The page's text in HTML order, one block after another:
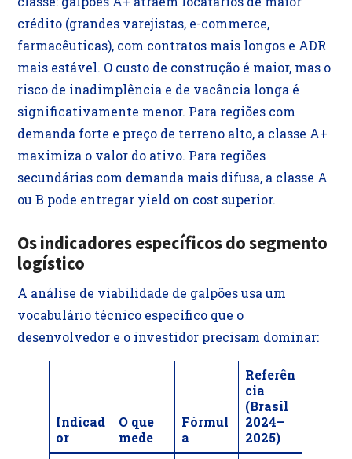
crédito (grandes varejistas, e-commerce,
farmacêuticas), com contratos mais longos e ADR
mais estável. O custo de construção é maior, mas o
risco de inadimplência e de vacância longa é
significativamente menor. Para regiões com
demanda forte e preço de terreno alto, a classe A+
maximiza o valor do ativo. Para regiões
secundárias com demanda mais difusa, a classe A
ou B pode entregar yield on cost superior.
Os indicadores específicos do segmento
logístico
A análise de viabilidade de galpões usa um
vocabulário técnico específico que o
desenvolvedor e o investidor precisam dominar:
Indicad
or
O que
mede
Fórmul
a
Referên
cia
(Brasil
2024–
2025)